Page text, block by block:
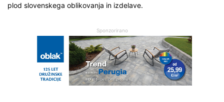
plod slovenskega oblikovanja in izdelave.
Sponzorirano